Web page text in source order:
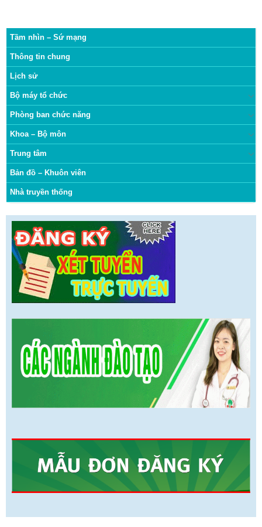
Tầm nhìn – Sứ mạng
Thông tin chung
Lịch sử
Bộ máy tổ chức
Phòng ban chức năng
Khoa – Bộ môn
Trung tâm
Bản đồ – Khuôn viên
Nhà truyền thống